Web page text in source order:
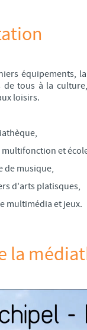
équipements,
de tous à la
loisirs.
multifonction et
de musique,
d'arts platisques,
multimédia et jeux.
la